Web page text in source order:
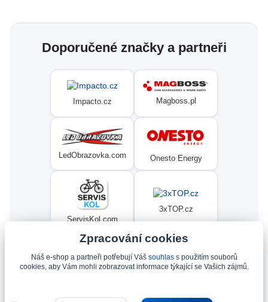
Doporučené značky a partneři
Impacto.cz Magboss.pl
LedObrazovka.com Onesto Energy
ServisKol.com
3xTOP.cz
Condat Ninex.cz
Zpracování cookies
Náš e-shop a partneři potřebují Váš souhlass použitím souborů
cookies, aby Vám mohli zobrazovat informace týkající se Vašich zájmů.